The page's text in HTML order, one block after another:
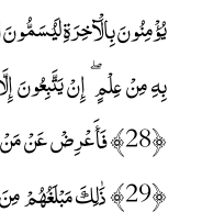
بِهِ مِنْ عِلْمٍ ۖ إِنْ يَتَّبِعُونَ
﴿28﴾ فَأَعْرِضْ عَنْ مَنْ
﴿29﴾ ذَٰلِكَ